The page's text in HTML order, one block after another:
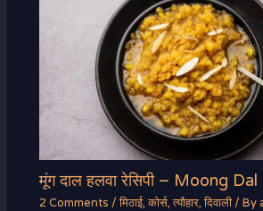
मूंग दाल हलवा रेसिपी – Moong
2 Comments /मिठाई,कोर्स,त्यौहार,दिवाली/ By